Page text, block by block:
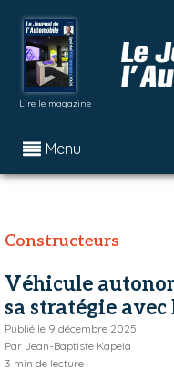
Lire le magazine
Menu
Constructeurs
Véhicule
sa stratégie avec
Publié le 9 décembre 2025
Par Jean-Baptiste Kapela
3 min de lecture